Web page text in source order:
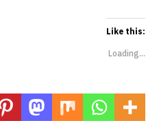
Like this:
Loading...